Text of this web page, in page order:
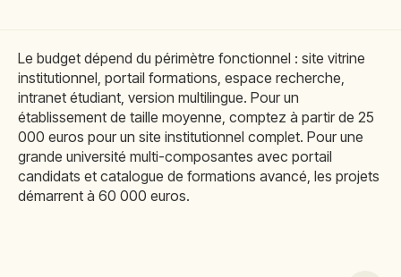
Le budget dépend du périmètre fonctionnel : site vitrine
institutionnel, portail formations, espace recherche,
intranet étudiant, version multilingue. Pour un
établissement de taille moyenne, comptez à partir de 25
000 euros pour un site institutionnel complet. Pour une
grande université multi-composantes avec portail
candidats et catalogue de formations avancé, les projets
démarrent à 60 000 euros.